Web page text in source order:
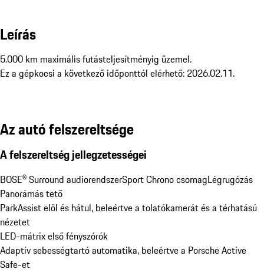
Leírás
5.000 km maximális futásteljesítményig üzemel.
Ez a gépkocsi a következő időponttól elérhető: 2026.02.11.
Az autó felszereltsége
A felszereltség jellegzetességei
BOSE® Surround audiorendszerSport Chrono csomagLégrugózás
Panorámás tető
ParkAssist elöl és hátul, beleértve a tolatókamerát és a térhatású
nézetet
LED-mátrix első fényszórók
Adaptív sebességtartó automatika, beleértve a Porsche Active
Safe-et